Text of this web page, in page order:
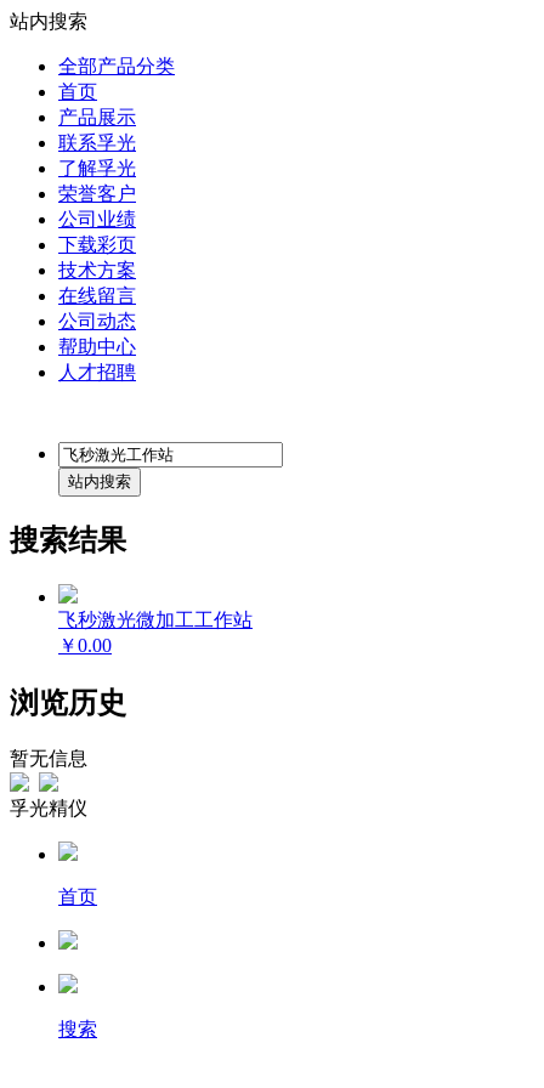
站内搜索
全部产品分类
首页
产品展示
联系孚光
了解孚光
荣誉客户
公司业绩
下载彩页
技术方案
在线留言
公司动态
帮助中心
人才招聘
搜索结果
飞秒激光微加工工作站
￥0.00
浏览历史
暂无信息
孚光精仪
首页
搜索